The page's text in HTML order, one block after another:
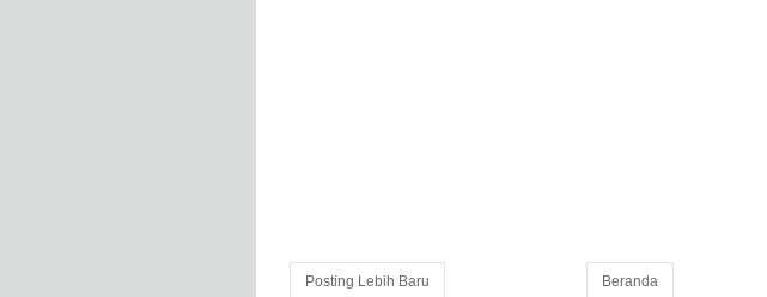
Posting Lebih Baru Beranda